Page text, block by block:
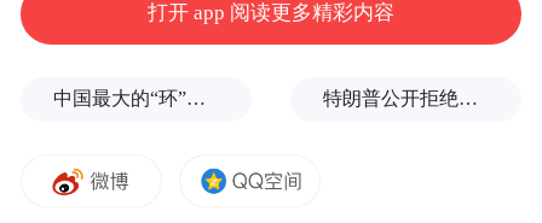
黄金首饰长期佩戴焊点处易变色、易脱落、
成色不足、佩戴者过敏等难题。
打开 app 阅读更多精彩内容
中国最大的“环”，要来了 特朗普公开拒绝泽连斯基！